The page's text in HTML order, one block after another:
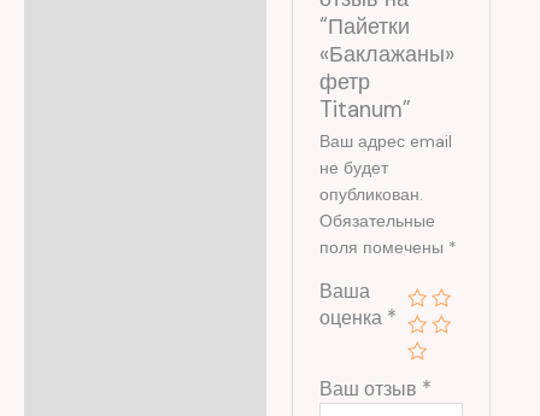
“Пайетки
«Баклажаны»
фетр
Titanum”
Ваш адрес email
не будет
опубликован.
Обязательные
поля помечены *
Ваша
оценка *
Ваш отзыв *